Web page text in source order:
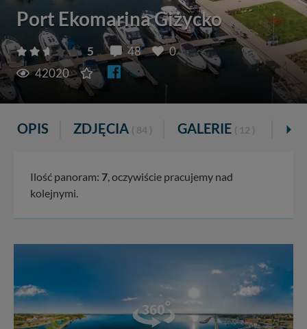
Port Ekomarina Giżycko
5 48
0
42020
OPIS ZDJĘCIA ( 84 ) GALERIE ( 12 )
Ilość panoram: 7, oczywiście pracujemy nad
kolejnymi.